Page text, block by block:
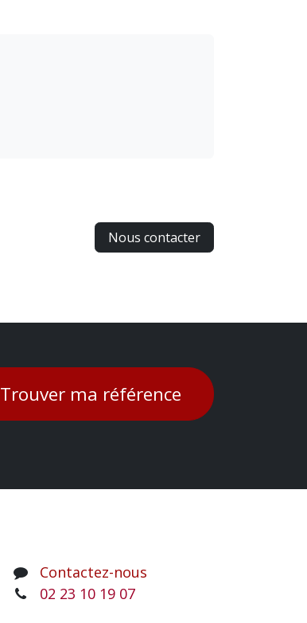
Nous contacter
Trouver ma référence
Contactez-nous
02 23 10 19 07